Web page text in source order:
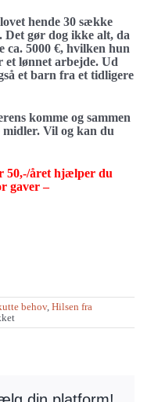
hende 30 sække
Det gør dog ikke alt, da
ca. 5000 €, hvilken hun
lønnet arbejde. Ud
et barn fra et tidligere
komme og sammen
midler. Vil og kan du
året hjælper du
gaver –
behov, Hilsen fra
til
Så